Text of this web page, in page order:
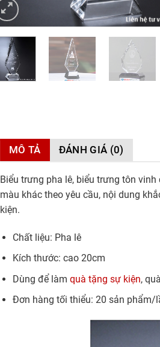
MÔ TẢ ĐÁNH GIÁ (0)
Biểu trưng pha lê, biểu trưng tôn
màu khác theo yêu cầu, nội dung
kiện.
Chất liệu: Pha lê
Kích thước: cao 20cm
Dùng để làm quà tặng sự kiện,
Đơn hàng tối thiểu: 20 sản phẩm/